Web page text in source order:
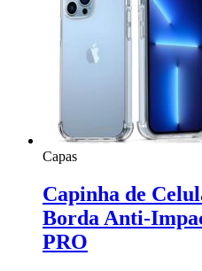
Capas
Capinha de
Borda Anti-
PRO